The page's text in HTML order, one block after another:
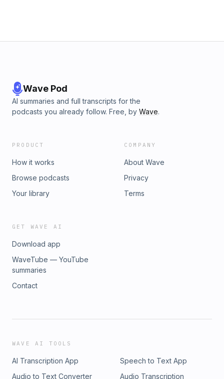
Wave Pod
AI summaries and full transcripts for the
podcasts you already follow. Free, by Wave.
PRODUCT
How it works
Browse podcasts
Your library
COMPANY
About Wave
Privacy
Terms
GET WAVE AI
Download app
WaveTube — YouTube
summaries
Contact
WAVE AI TOOLS
AI Transcription App
Speech to Text App
Audio to Text Converter
Audio Transcription